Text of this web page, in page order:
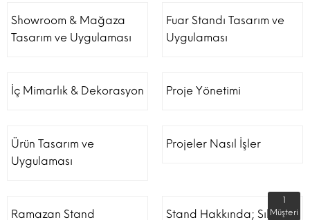
Showroom & Mağaza
Tasarım ve Uygulaması
Fuar Standı Tasarım ve
Uygulaması
İç Mimarlık & Dekorasyon Proje Yönetimi
Ürün Tasarım ve
Uygulaması
Projeler Nasıl İşler
Ramazan Stand
Stand Hakkında; Sıkça
1
Müşteri